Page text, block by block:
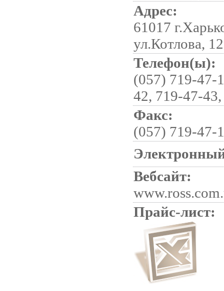
Адрес:
61017
ул.Котлова,
Телефон(ы):
(057) 719-47-
42, 719-47-
Факс:
(057) 719-47-
Вебсайт:
Прайс-лист: